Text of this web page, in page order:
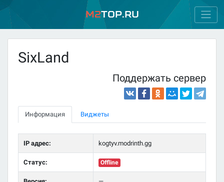
M2Top.ru
SixLand
Поддержать сервер
Информация Виджеты
IP адрес: kogtyv.modrinth.gg
Статус: Offline